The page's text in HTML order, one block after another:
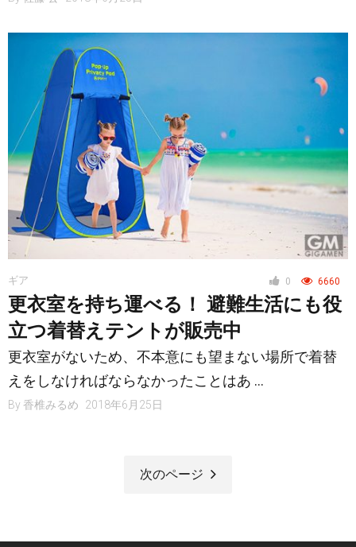
0 6660
ギア
更衣室を持ち運べる！ 避難生活にも役
立つ着替えテントが販売中
更衣室がないため、不本意にも望まない場所で着替
えをしなければならなかったことはあ …
By 香椎みるめ 2018年6月25日
次のページ